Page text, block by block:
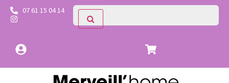
07 61 15 04 14